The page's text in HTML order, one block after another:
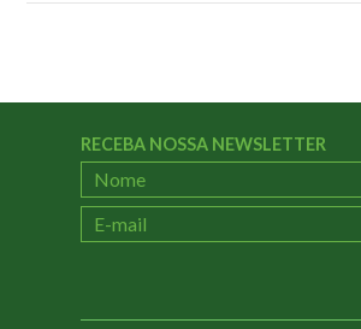
RECEBA NOSSA NEWSLETTER